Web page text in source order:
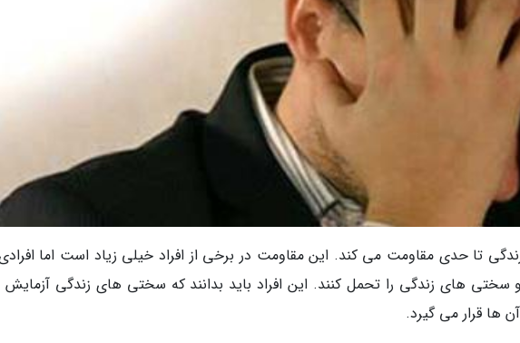
تا حدی مقاومت می کند. این مقاومت در برخی از افراد خیلی زیاد است اما
سختی های زندگی را تحمل کنند. این افراد باید بدانند که سختی های زندگی
ها قرار می گیرد.